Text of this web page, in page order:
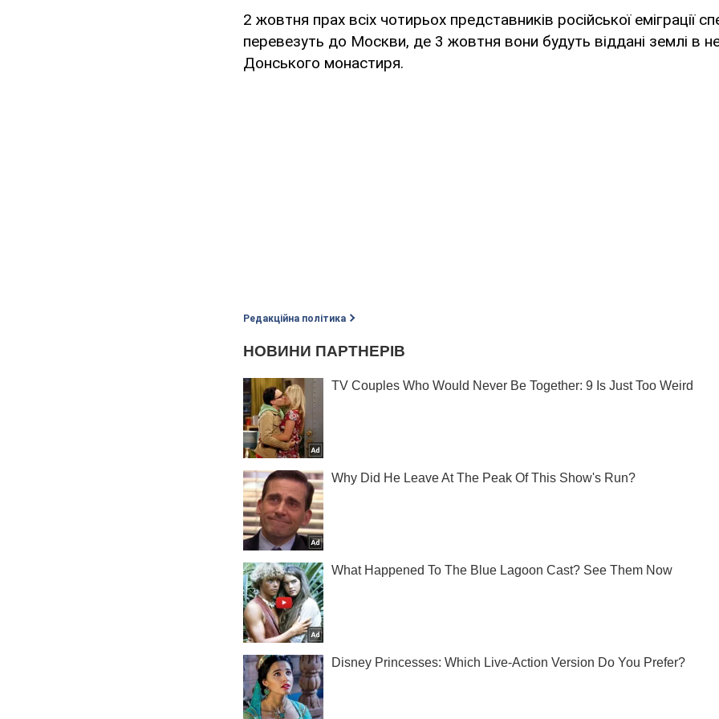
2 жовтня прах всіх чотирьох представників російської еміграції
перевезуть до Москви, де 3 жовтня вони будуть віддані землі в
Донського монастиря.
Редакційна політика